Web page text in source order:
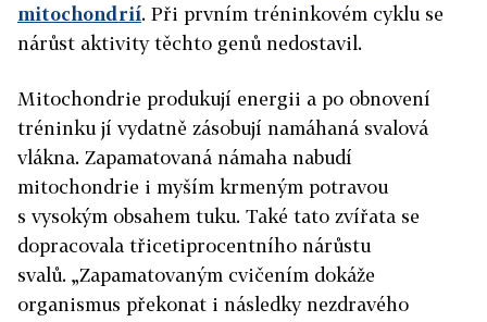
mitochondrií. Při prvním tréninkovém cyklu se
nárůst aktivity těchto genů nedostavil.
Mitochondrie produkují energii a po obnovení
tréninku jí vydatně zásobují namáhaná svalová
vlákna. Zapamatovaná námaha nabudí
mitochondrie i myším krmeným potravou
s vysokým obsahem tuku. Také tato zvířata se
dopracovala třicetiprocentního nárůstu
svalů. „Zapamatovaným cvičením dokáže
organismus překonat i následky nezdravého